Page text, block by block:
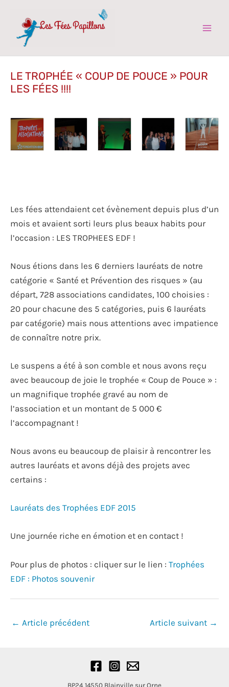
contenu
LE TROPHÉE « COUP DE POUCE » POUR
LES FÉES !!!!
Les fées attendaient cet évènement depuis plus d’un
mois et avaient sorti leurs plus beaux habits pour
l’occasion : LES TROPHEES EDF !
Nous étions dans les 6 derniers lauréats de notre
catégorie « Santé et Prévention des risques » (au
départ, 728 associations candidates, 100 choisies :
20 pour chacune des 5 catégories, puis 6 lauréats
par catégorie) mais nous attentions avec impatience
de connaître notre prix.
Le suspens a été à son comble et nous avons reçu
avec beaucoup de joie le trophée « Coup de Pouce » :
un magnifique trophée gravé au nom de
l’association et un montant de 5 000 €
l’accompagnant !
Nous avons eu beaucoup de plaisir à rencontrer les
autres lauréats et avons déjà des projets avec
certains :
Lauréats des Trophées EDF 2015
Une journée riche en émotion et en contact !
Pour plus de photos : cliquer sur le lien : Trophées
EDF : Photos souvenir
Navigation
← Article précédent Article suivant →
BP24 14550 Blainville sur Orne